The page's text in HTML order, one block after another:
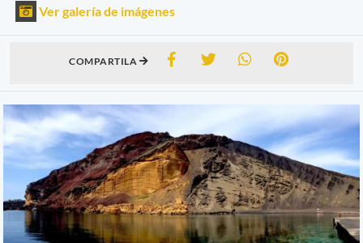
Ver galería de imágenes
COMPARTILA